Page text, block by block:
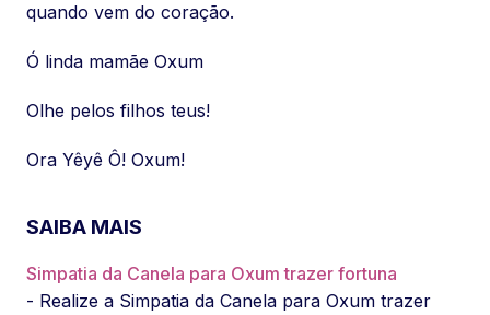
quando vem do coração.
Ó linda mamãe Oxum
Olhe pelos filhos teus!
Ora Yêyê Ô! Oxum!
SAIBA MAIS
Simpatia da Canela para Oxum trazer fortuna
- Realize a Simpatia da Canela para Oxum trazer